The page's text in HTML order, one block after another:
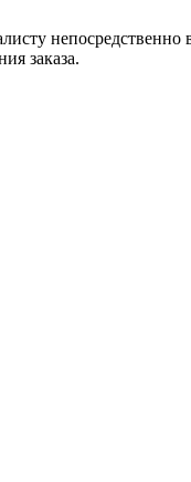
заказа.